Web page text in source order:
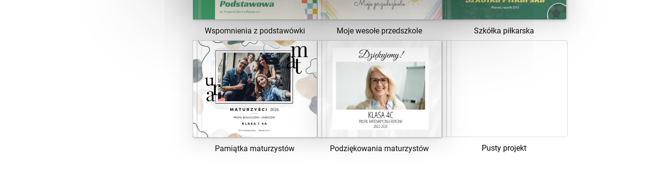
Wspomnienia z podstawówki Moje wesołe przedszkole Szkółka piłkarska
Pamiątka maturzystów
ZOBACZ SZABLON
Podziękowania maturzystów
ZOBACZ SZABLON
Pusty projekt